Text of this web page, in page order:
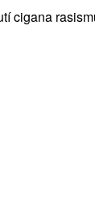
cigana